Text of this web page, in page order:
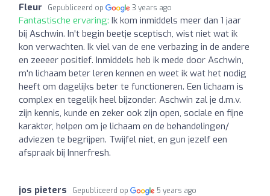
Fleur Gepubliceerd op 3 years ago
Fantastische ervaring: Ik kom inmiddels meer dan 1 jaar
bij Aschwin. In't begin beetje sceptisch, wist niet wat ik
kon verwachten. Ik viel van de ene verbazing in de andere
en zeeeer positief. Inmiddels heb ik mede door Aschwin,
m'n lichaam beter leren kennen en weet ik wat het nodig
heeft om dagelijks beter te functioneren. Een lichaam is
complex en tegelijk heel bijzonder. Aschwin zal je d.m.v.
zijn kennis, kunde en zeker ook zijn open, sociale en fijne
karakter, helpen om je lichaam en de behandelingen/
adviezen te begrijpen. Twijfel niet, en gun jezelf een
afspraak bij Innerfresh.
jos pieters Gepubliceerd op 5 years ago